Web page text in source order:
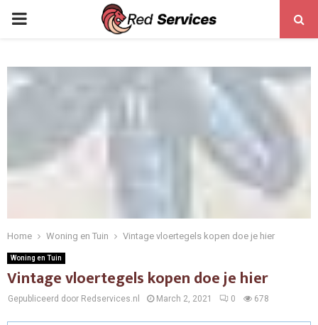
PRIMARY
Home Woning en Tuin Vintage vloertegels kopen doe je hier
Woning en Tuin
Vintage vloertegels kopen doe je hier
Gepubliceerd door Redservices.nl March 2, 2021 0 678